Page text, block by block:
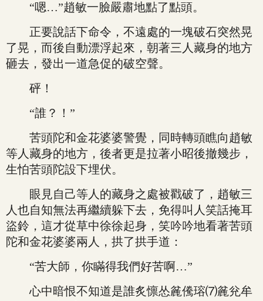
“嗯…”趙敏一臉嚴肅地點了點頭。
正要說話下命令，不遠處的一塊破石突然晃
了晃，而後自動漂浮起來，朝著三人藏身的地方
砸去，發出一道急促的破空聲。
砰！
“誰？！”
苦頭陀和金花婆婆警覺，同時轉頭瞧向趙敏
等人藏身的地方，後者更是拉著小昭後撤幾步，
生怕苦頭陀設下埋伏。
眼見自己等人的藏身之處被戳破了，趙敏三
人也自知無法再繼續躲下去，免得叫人笑話掩耳
盜鈴，這才從草中徐徐起身，笑吟吟地看著苦頭
陀和金花婆婆兩人，拱了拱手道：
“苦大師，你瞞得我們好苦啊…”
心中暗恨不知道是誰炙懔怂麄儯瑢⑺麄兊牟